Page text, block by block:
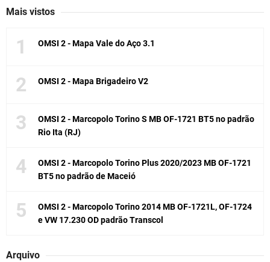
Mais vistos
OMSI 2 - Mapa Vale do Aço 3.1
OMSI 2 - Mapa Brigadeiro V2
OMSI 2 - Marcopolo Torino S MB OF-1721 BT5 no padrão
Rio Ita (RJ)
OMSI 2 - Marcopolo Torino Plus 2020/2023 MB OF-1721
BT5 no padrão de Maceió
OMSI 2 - Marcopolo Torino 2014 MB OF-1721L, OF-1724
e VW 17.230 OD padrão Transcol
Arquivo